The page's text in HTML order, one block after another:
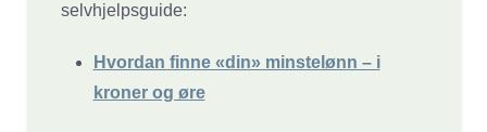
selvhjelpsguide:
Hvordan finne «din» minstelønn – i
kroner og øre